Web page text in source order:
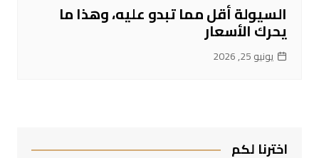
السيولة أقل مما تبدو عليه، وهذا ما
يحرك الأسعار
يونيو 25, 2026
اخترنا لكم